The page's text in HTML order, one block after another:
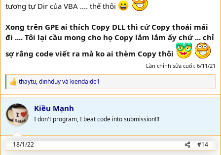
tương tự Dir của VBA .... thế thôi
Xong trên GPE ai thích Copy DLL thì cứ Copy thoải mái
đi .... Tôi lại cầu mong cho họ Copy lắm lắm ấy chứ ... chỉ
sợ rằng code viết ra mà ko ai thèm Copy thôi
Lần chỉnh sửa cuối: 6/11/21
R
e
a
c
t
i
thaytu,dinhduyvà kiendaide1
Kiều Mạnh
I don't program, I beat code into submission!!!
18/1/22 #14